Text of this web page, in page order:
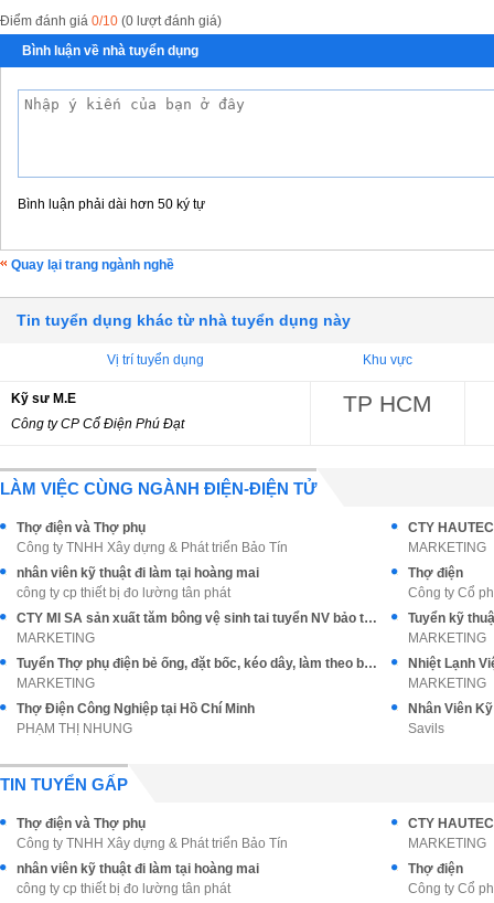
Điểm đánh giá 0/10 (0 lượt đánh giá)
Bình luận về nhà tuyển dụng
Bình luận phải dài hơn 50 ký tự
Quay lại trang ngành nghề
Tin tuyển dụng khác từ nhà tuyển dụng này
Vị trí tuyển dụng Khu vực
Kỹ sư M.E
Công ty CP Cổ Điện Phú Đạt
TP HCM
LÀM VIỆC CÙNG NGÀNH ĐIỆN-ĐIỆN TỬ
Thợ điện và Thợ phụ
Công ty TNHH Xây dựng & Phát triển Bảo Tín
MARKETING
nhân viên kỹ thuật đi làm tại hoàng mai
công ty cp thiết bị đo lường tân phát
Thợ điện
Công ty Cổ
CTY MI SA sản xuất tăm bông vệ sinh tai tuyển NV bảo trì cơ điện
MARKETING
MARKETING
Tuyển Thợ phụ điện bẻ ống, đặt bốc, kéo dây, làm theo bảng vẽ
MARKETING
MARKETING
Thợ Điện Công Nghiệp tại Hồ Chí Minh
PHẠM THỊ NHUNG
Nhân Viên
Savils
TIN TUYỂN GẤP
Thợ điện và Thợ phụ
Công ty TNHH Xây dựng & Phát triển Bảo Tín
MARKETING
nhân viên kỹ thuật đi làm tại hoàng mai
công ty cp thiết bị đo lường tân phát
Thợ điện
Công ty Cổ